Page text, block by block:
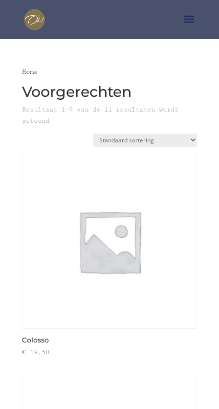
Home
Voorgerechten
Resultaat 1–9 van de 11 resultaten wordt
getoond
Colosso
€19,50